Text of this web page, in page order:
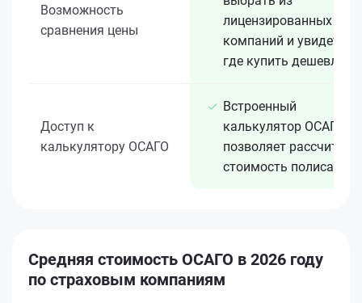
Возможность
сравнения цены
лицензированных 15+
компаний и увидеть,
где купить дешевле
Доступ к
калькулятору ОСАГО
Встроенный
калькулятор ОСАГО
позволяет рассчитать
стоимость полиса
Средняя стоимость ОСАГО в 2026 году
по страховым компаниям